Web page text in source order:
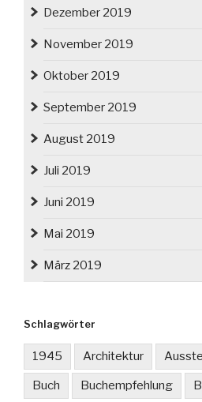
Dezember 2019
November 2019
Oktober 2019
September 2019
August 2019
Juli 2019
Juni 2019
Mai 2019
März 2019
Schlagwörter
1945 Architektur
Buch Buchempfehlung